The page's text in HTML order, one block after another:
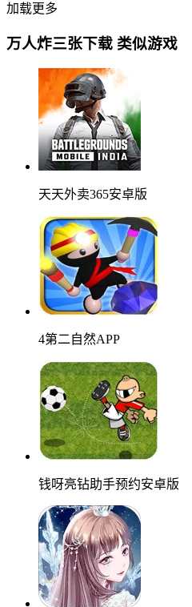
加载更多
万人炸三张下载 类似游戏
天天外卖365安卓版
4第二自然APP
钱呀亮钻助手预约安卓版